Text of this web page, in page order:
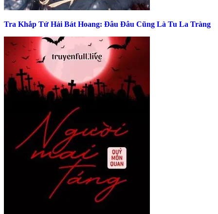
Tra Khắp Tứ Hải Bát Hoang: Đâu Đâu Cũng Là Tu La Tràng